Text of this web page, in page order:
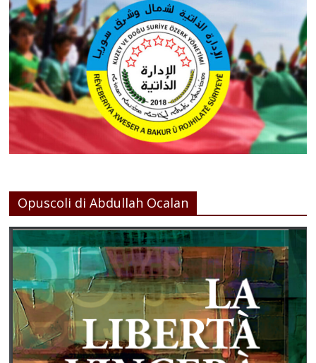
Opuscoli di Abdullah Ocalan